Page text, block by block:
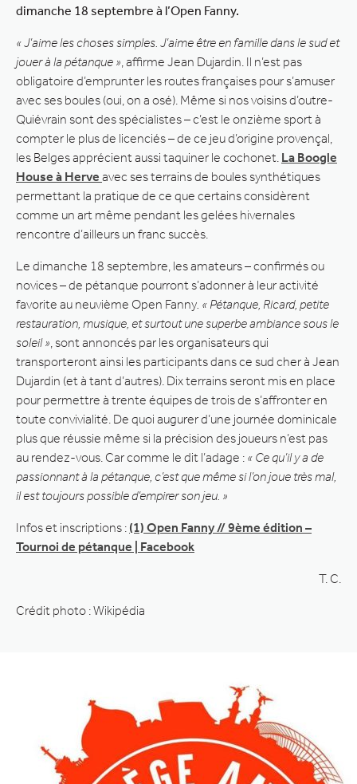
dimanche 18 septembre à l’Open Fanny.
« J’aime les choses simples. J’aime être en famille dans le sud et
jouer à la pétanque » , affirme Jean Dujardin. Il n’est pas
obligatoire d’emprunter les routes françaises pour s’amuser
avec ses boules (oui, on a osé). Même si nos voisins d’outre-
Quiévrain sont des spécialistes – c’est le onzième sport à
compter le plus de licenciés – de ce jeu d’origine provençal,
les Belges apprécient aussi taquiner le cochonet. La Boogle
House à Herve avec ses terrains de boules synthétiques
permettant la pratique de ce que certains considèrent
comme un art même pendant les gelées hivernales
rencontre d’ailleurs un franc succès.
Le dimanche 18 septembre, les amateurs – confirmés ou
novices – de pétanque pourront s’adonner à leur activité
favorite au neuvième Open Fanny . « Pétanque, Ricard, petite
restauration, musique, et surtout une superbe ambiance sous le
soleil » , sont annoncés par les organisateurs qui
transporteront ainsi les participants dans ce sud cher à Jean
Dujardin (et à tant d’autres). Dix terrains seront mis en place
pour permettre à trente équipes de trois de s’affronter en
toute convivialité. De quoi augurer d’une journée dominicale
plus que réussie même si la précision des joueurs n’est pas
au rendez-vous. Car comme le dit l’adage : « Ce qu’il y a de
passionnant à la pétanque, c’est que même si l’on joue très mal,
il est toujours possible d’empirer son jeu. »
Infos et inscriptions : (1) Open Fanny // 9ème édition –
Tournoi de pétanque | Facebook
T. C.
Crédit photo : Wikipédia